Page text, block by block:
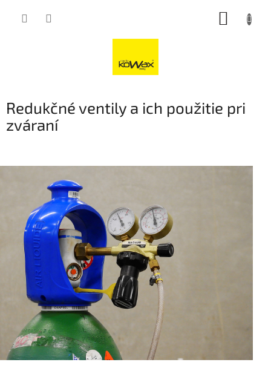
Redukčné ventily a ich použitie pri
zváraní